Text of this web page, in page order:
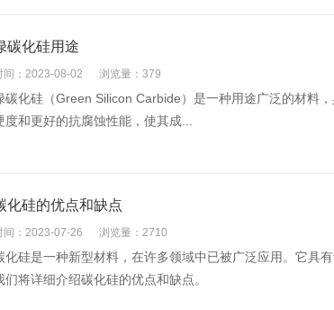
碳化硅用途
间：2023-08-02 浏览量：379
碳化硅（Green Silicon Carbide）是一种用途广泛的材料
度和更好的抗腐蚀性能，使其成...
化硅的优点和缺点
间：2023-07-26 浏览量：2710
化硅是一种新型材料，在许多领域中已被广泛应用。它具
们将详细介绍碳化硅的优点和缺点。